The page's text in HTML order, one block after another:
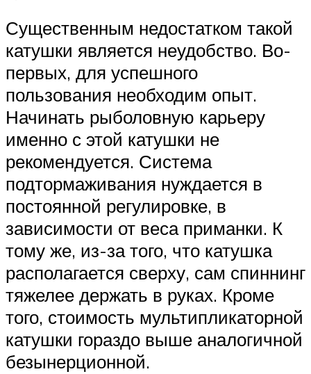
Существенным недостатком такой
катушки является неудобство. Во-
первых, для успешного
пользования необходим опыт.
Начинать рыболовную карьеру
именно с этой катушки не
рекомендуется. Система
подтормаживания нуждается в
постоянной регулировке, в
зависимости от веса приманки. К
тому же, из-за того, что катушка
располагается сверху, сам спиннинг
тяжелее держать в руках. Кроме
того, стоимость мультипликаторной
катушки гораздо выше аналогичной
безынерционной.